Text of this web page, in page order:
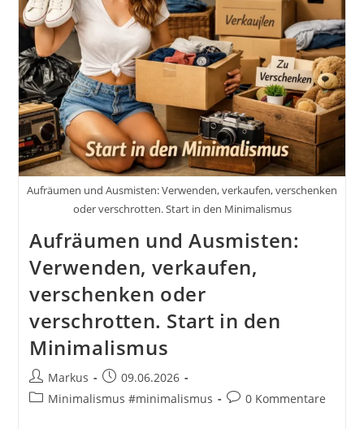
Aufräumen und Ausmisten: Verwenden, verkaufen, verschenken
oder verschrotten. Start in den Minimalismus
Aufräumen und Ausmisten:
Verwenden, verkaufen,
verschenken oder
verschrotten. Start in den
Minimalismus
Beitrags-
Autor:
Markus
Beitrag
veröffentlicht:
09.06.2026
Beitrags-
Minimalismus #minimalismus
Beitrags-
0 Kommentare